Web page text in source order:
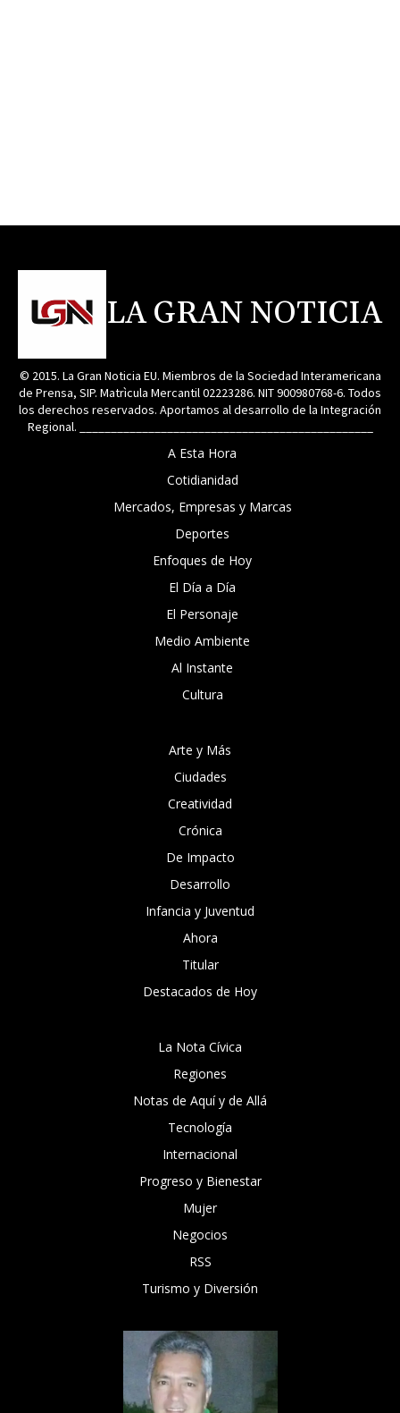
LA GRAN NOTICIA
© 2015. La Gran Noticia EU. Miembros de la Sociedad Interamericana
de Prensa, SIP. Matrìcula Mercantil 02223286. NIT 900980768-6. Todos
los derechos reservados. Aportamos al desarrollo de la Integración
Regional. _______________________________________________
A Esta Hora
Cotidianidad
Mercados, Empresas y Marcas
Deportes
Enfoques de Hoy
El Día a Día
El Personaje
Medio Ambiente
Al Instante
Cultura
Arte y Más
Ciudades
Creatividad
Crónica
De Impacto
Desarrollo
Infancia y Juventud
Ahora
Titular
Destacados de Hoy
La Nota Cívica
Regiones
Notas de Aquí y de Allá
Tecnología
Internacional
Progreso y Bienestar
Mujer
Negocios
RSS
Turismo y Diversión